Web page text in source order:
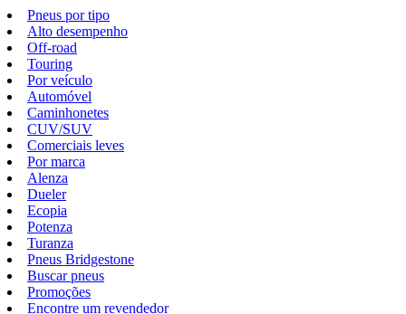
Pneus por tipo
Alto desempenho
Off-road
Touring
Por veículo
Automóvel
Caminhonetes
CUV/SUV
Comerciais leves
Por marca
Alenza
Dueler
Ecopia
Potenza
Turanza
Pneus Bridgestone
Buscar pneus
Promoções
Encontre um revendedor